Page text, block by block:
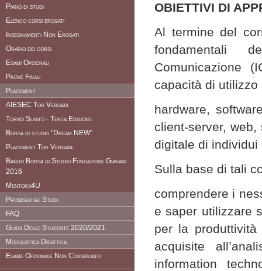
Piano di studi
Elenco corsi erogati
Insegnamenti Non Erogati
Orario dei corsi
Esami Opzionali
Prove Finali
Placement
AIESEC Tor Vergata
Torno Subito - Terza Edizione
Borsa di studio "Dream NEW"
Placement Tor Vergata
Bando Borsa di Studio Fondazione Gianani
2016
Mentors4U
Prosegui gli Studi
FAQ
Guida Dello Studente 2020/2021
Modulistica Didattica
Esame Opzionale Non Consigliato
OBIETTIVI DI
Al termine del
fondamentali
Comunicazione
capacità di
hardware,
client-server,
digitale di individui
Sulla base di tali
comprendere i
e saper utilizzare
per la
acquisite
information